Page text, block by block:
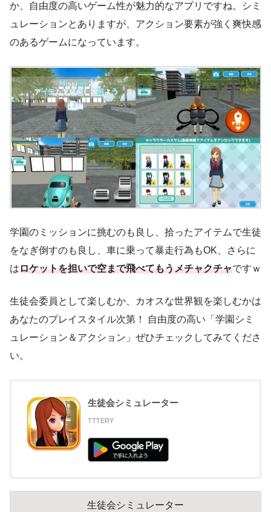
か、自由度の高いゲーム性が魅力的なアプリですね。シミ
ュレーションとありますが、アクション要素が強く爽快感
のあるゲームになっています。
学園のミッションに挑むのも良し、拾ったアイテムで生徒
をなぎ倒すのも良し、車に乗って暴走行為もOK、さらに
はロケットを担いで空まで飛べてもうメチャクチャですｗ
生徒会委員として楽しむか、カオスな世界観を楽しむかは
あなたのプレイスタイル次第！ 自由度の高い「学園シミ
ュレーション＆アクション」ぜひチェックしてみてくださ
い。
生徒会シミュレーター
TTTERY
生徒会シミュレーター